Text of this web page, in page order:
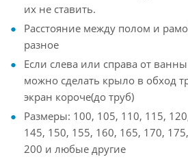
их не ставить.
Расстояние между полом и
разное
Если слева или справа от
можно сделать крыло в обход
экран короче(до труб)
Размеры: 100, 105, 110, 115,
145, 150, 155, 160, 165, 170,
200 и любые другие